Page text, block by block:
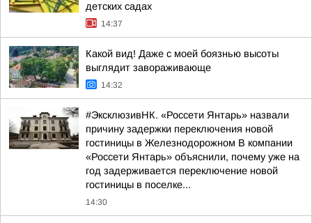
детских садах
14:37
Какой вид! Даже с моей боязнью высоты
выглядит завораживающе
14:32
#ЭксклюзивНК. «Россети Янтарь» назвали
причину задержки переключения новой
гостиницы в Железнодорожном В компании
«Россети Янтарь» объяснили, почему уже на
год задерживается переключение новой
гостиницы в поселке...
14:30